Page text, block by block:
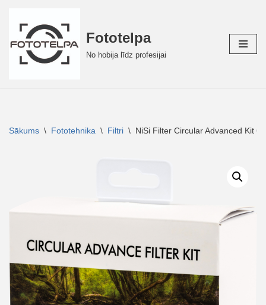
Skip
to
content
Fototelpa
No hobija līdz profesijai
Sākums \ Fototehnika \ Filtri \ NiSi Filter Circular Advanced Kit